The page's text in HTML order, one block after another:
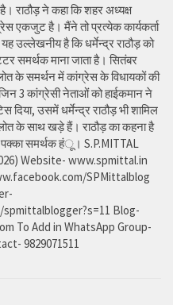
राठौड़ ने कहा कि शहर अध्यक्ष
एकजुट है। मैंने तो प्रत्येक कार्यकर्ता
उल्लेखनीय है कि धर्मेन्द्र राठौड़ को
समर्थक माना जाता है। सितंबर
के समर्थन में कांग्रेस के विधायकों की
3 कांग्रेसी नेताओं को हाईकमान ने
दिया, उसमें धर्मेन्द्र राठौड़ भी शामिल
के साथ खड़े हैं। राठौड़ का कहना है
समर्थक हंू। S.P.MITTAL
Website- www.spmittal.in
SPMittalblog
Blog-
To Add in WhatsApp Group-
9829071511